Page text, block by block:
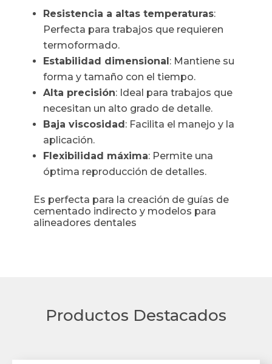
Resistencia a altas temperaturas:
Perfecta para trabajos que requieren
termoformado.
Estabilidad dimensional: Mantiene su
forma y tamaño con el tiempo.
Alta precisión: Ideal para trabajos que
necesitan un alto grado de detalle.
Baja viscosidad: Facilita el manejo y la
aplicación.
Flexibilidad máxima: Permite una
óptima reproducción de detalles.
Es perfecta para la creación de guías de
cementado indirecto y modelos para
alineadores dentales
Productos Destacados